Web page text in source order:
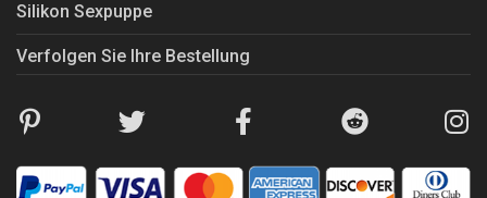
Silikon Sexpuppe
Verfolgen Sie Ihre Bestellung